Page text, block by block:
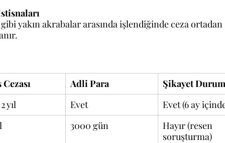
yakın akrabalar arasında işlendiğinde ceza ortadan
Adli Para
Şikayet
yıl
Evet
Evet (6 ay
3000 gün
Hayır (resen
soruşturma)